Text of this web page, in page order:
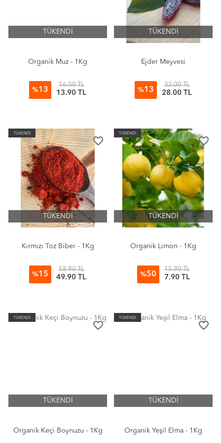
TÜKENDİ
Organik Muz - 1Kg
%13
16.00 TL
13.90 TL
TÜKENDİ
Ejder Meyvesi
%13
32.00 TL
28.00 TL
TÜKENDİ
favorite_border
TÜKENDİ
Kırmızı Toz Biber - 1Kg
%15
58.90 TL
49.90 TL
TÜKENDİ
favorite_border
TÜKENDİ
Organik Limon - 1Kg
%50
15.90 TL
7.90 TL
TÜKENDİ
favorite_border
TÜKENDİ
Organik Keçi Boynuzu - 1Kg
TÜKENDİ
favorite_border
TÜKENDİ
Organik Yeşil Elma - 1Kg